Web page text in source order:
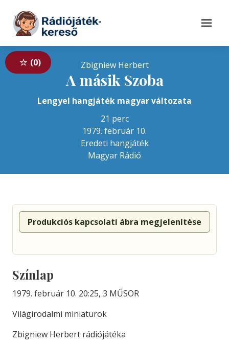
Tovább a tartalomhoz
Menü
0 Zbigniew Herbert
A másik Szoba
Lengyel hangjáték magyar változata
21 perc
1979. február 10.
Eredeti hangjáték
Magyar Rádió
Produkciós kapcsolati ábra megjelenítése
Színlap
1979. február 10. 20:25, 3 MŰSOR
Világirodalmi miniatürök
Zbigniew Herbert rádiójátéka